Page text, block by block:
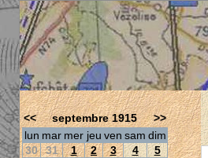
<< septembre 1915
>>
lun mar mer jeu ven sam dim
30 31 1 2 3 4
5